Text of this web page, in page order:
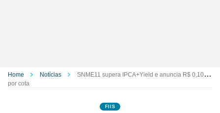
Home Notícias
SNME11 supera IPCA+Yield e anuncia R$ 0,10
por cota
FIIS